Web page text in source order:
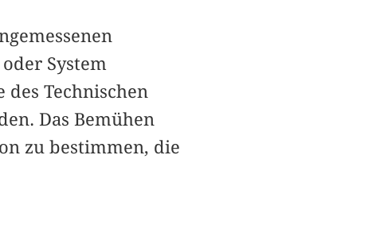
System
Technischen
Das Bemühen
zu bestimmen, die